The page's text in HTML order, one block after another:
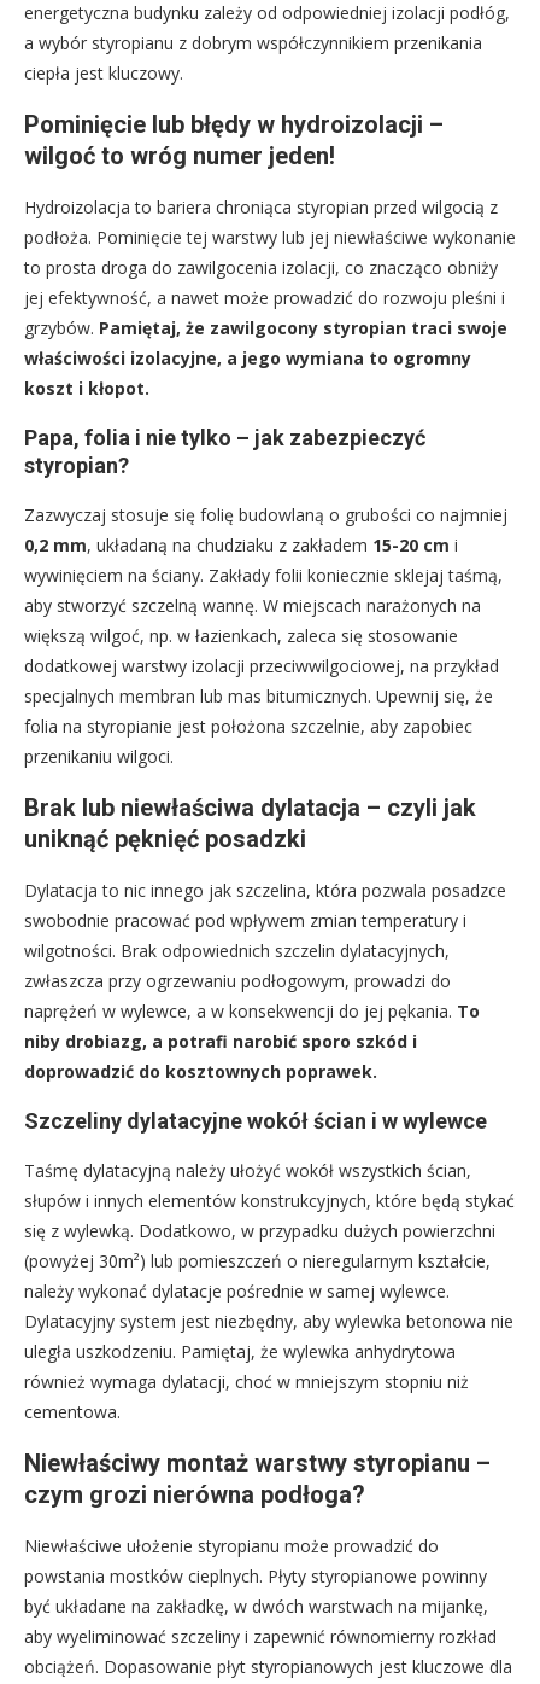
energetyczna budynku zależy od odpowiedniej izolacji podłóg,
a wybór styropianu z dobrym współczynnikiem przenikania
ciepła jest kluczowy.
Pominięcie lub błędy w hydroizolacji –
wilgoć to wróg numer jeden!
Hydroizolacja to bariera chroniąca styropian przed wilgocią z
podłoża. Pominięcie tej warstwy lub jej niewłaściwe wykonanie
to prosta droga do zawilgocenia izolacji, co znacząco obniży
jej efektywność, a nawet może prowadzić do rozwoju pleśni i
grzybów. Pamiętaj, że zawilgocony styropian traci swoje
właściwości izolacyjne, a jego wymiana to ogromny
koszt i kłopot.
Papa, folia i nie tylko – jak zabezpieczyć
styropian?
Zazwyczaj stosuje się folię budowlaną o grubości co najmniej
0,2 mm, układaną na chudziaku z zakładem 15-20 cm i
wywinięciem na ściany. Zakłady folii koniecznie sklejaj taśmą,
aby stworzyć szczelną wannę. W miejscach narażonych na
większą wilgoć, np. w łazienkach, zaleca się stosowanie
dodatkowej warstwy izolacji przeciwwilgociowej, na przykład
specjalnych membran lub mas bitumicznych. Upewnij się, że
folia na styropianie jest położona szczelnie, aby zapobiec
przenikaniu wilgoci.
Brak lub niewłaściwa dylatacja – czyli jak
uniknąć pęknięć posadzki
Dylatacja to nic innego jak szczelina, która pozwala posadzce
swobodnie pracować pod wpływem zmian temperatury i
wilgotności. Brak odpowiednich szczelin dylatacyjnych,
zwłaszcza przy ogrzewaniu podłogowym, prowadzi do
naprężeń w wylewce, a w konsekwencji do jej pękania. To
niby drobiazg, a potrafi narobić sporo szkód i
doprowadzić do kosztownych poprawek.
Szczeliny dylatacyjne wokół ścian i w wylewce
Taśmę dylatacyjną należy ułożyć wokół wszystkich ścian,
słupów i innych elementów konstrukcyjnych, które będą stykać
się z wylewką. Dodatkowo, w przypadku dużych powierzchni
(powyżej 30m²) lub pomieszczeń o nieregularnym kształcie,
należy wykonać dylatacje pośrednie w samej wylewce.
Dylatacyjny system jest niezbędny, aby wylewka betonowa nie
uległa uszkodzeniu. Pamiętaj, że wylewka anhydrytowa
również wymaga dylatacji, choć w mniejszym stopniu niż
cementowa.
Niewłaściwy montaż warstwy styropianu –
czym grozi nierówna podłoga?
Niewłaściwe ułożenie styropianu może prowadzić do
powstania mostków cieplnych. Płyty styropianowe powinny
być układane na zakładkę, w dwóch warstwach na mijankę,
aby wyeliminować szczeliny i zapewnić równomierny rozkład
obciążeń. Dopasowanie płyt styropianowych jest kluczowe dla